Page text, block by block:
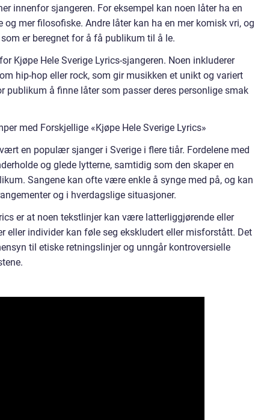
innenfor sjangeren. For eksempel kan noen låter ha en
mer filosofiske. Andre låter kan ha en mer komisk vri, og
er beregnet for å få publikum til å le.
Kjøpe Hele Sverige Lyrics-sjangeren. Noen inkluderer
hip-hop eller rock, som gir musikken et unikt og variert
publikum å finne låter som passer deres personlige smak
med Forskjellige «Kjøpe Hele Sverige Lyrics»
en populær sjanger i Sverige i flere tiår. Fordelene med
og glede lytterne, samtidig som den skaper en
Sangene kan ofte være enkle å synge med på, og kan
og i hverdagslige situasjoner.
er at noen tekstlinjer kan være latterliggjørende eller
eller individer kan føle seg ekskludert eller misforstått. Det
til etiske retningslinjer og unngår kontroversielle